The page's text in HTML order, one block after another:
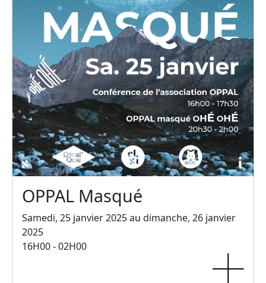
OPPAL Masqué
Samedi, 25 janvier 2025 au dimanche, 26 janvier
2025
16H00 - 02H00